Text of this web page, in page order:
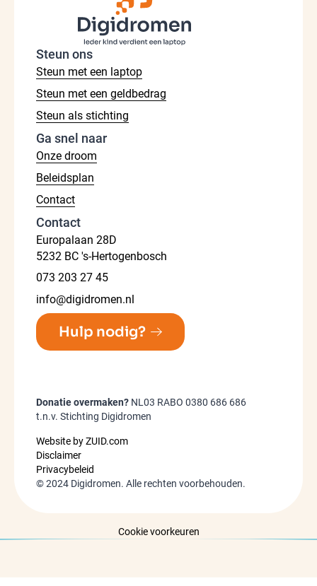
Steun ons
Steun met een laptop
Steun met een geldbedrag
Steun als stichting
Ga snel naar
Onze droom
Beleidsplan
Contact
Contact
Europalaan 28D
5232 BC 's-Hertogenbosch
073 203 27 45
info@digidromen.nl
Hulp nodig?
Donatie overmaken? NL03 RABO 0380 686 686
t.n.v. Stichting Digidromen
Website by ZUID.com
Disclaimer
Privacybeleid
©2024 Digidromen. Alle rechten voorbehouden.
Cookie voorkeuren